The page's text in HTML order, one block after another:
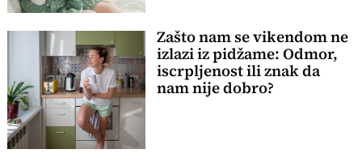
Zašto nam se vikendom ne
izlazi iz pidžame: Odmor,
iscrpljenost ili znak da
nam nije dobro?